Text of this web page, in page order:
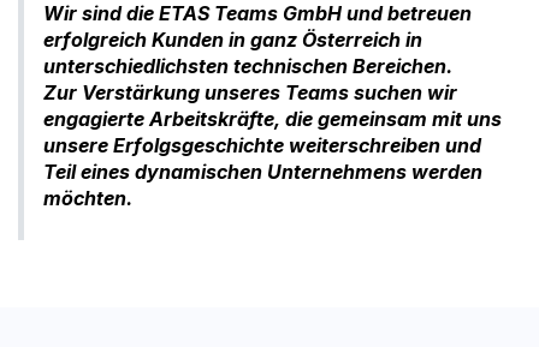
Wir sind die ETAS Teams GmbH und betreuen
erfolgreich Kunden in ganz Österreich in
unterschiedlichsten technischen Bereichen.
Zur Verstärkung unseres Teams suchen wir
engagierte Arbeitskräfte, die gemeinsam mit uns
unsere Erfolgsgeschichte weiterschreiben und
Teil eines dynamischen Unternehmens werden
möchten.